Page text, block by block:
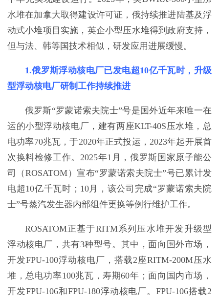
水堆在加拿大取得建设许可证，俄持续推进陆基及浮
动式小堆项目实施，英企小型压水堆得到政府支持，
但与法、韩等国技术相似，研发应用进展缓慢。
1.俄罗斯浮动核电厂已发电超10亿千瓦时，升级
型浮动核电厂研制工作持续推进
俄罗斯“罗蒙诺索夫院士”号是国外近年来唯一在
运的小型浮动核电厂，建有两座KLT-40S压水堆，总
电功率70兆瓦，于2020年正式投运，2023年起开展首
次换料检修工作。2025年1月，俄罗斯国家原子能公
司（ROSATOM）宣布“罗蒙诺索夫院士”号已累计发
电超10亿千瓦时；10月，该公司完成“罗蒙诺索夫院
士”号蒸汽发生器内部组件更换等例行维护工作。
ROSATOM正基于RITM系列压水堆开发升级型
浮动核电厂，共有3种型号。其中，面向国外市场，
开发FPU-100浮动核电厂，搭载2座RITM-200M压水
堆，总电功率100兆瓦，寿期60年；面向国内市场，
开发FPU-106和FPU-180浮动核电厂。FPU-106搭载2